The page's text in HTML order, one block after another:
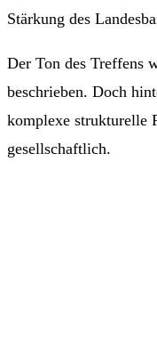
Stärkung des
Der Ton des Treffens
beschrieben. Doch
komplexe strukturelle
gesellschaftlich.